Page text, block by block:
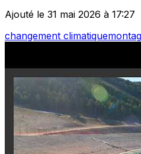
Ajouté le 31 mai 2026 à 17:27
changement climatique